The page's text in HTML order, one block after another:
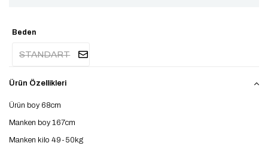
Beden
STANDART
Ürün Özellikleri
Ürün boy 68cm
Manken boy 167cm
Manken kilo 49-50kg